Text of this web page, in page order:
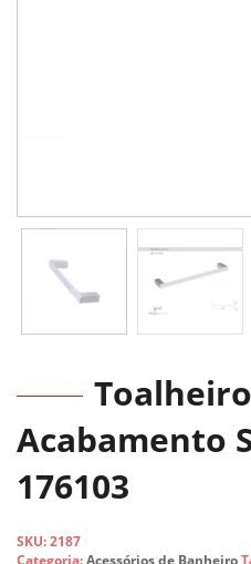
Acabamento
176103
SKU:2187